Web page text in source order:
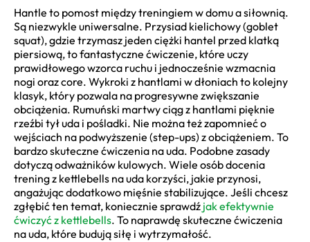
Hantle to pomost między treningiem w domu a siłownią.
Są niezwykle uniwersalne. Przysiad kielichowy (goblet
squat), gdzie trzymasz jeden ciężki hantel przed klatką
piersiową, to fantastyczne ćwiczenie, które uczy
prawidłowego wzorca ruchu i jednocześnie wzmacnia
nogi oraz core. Wykroki z hantlami w dłoniach to kolejny
klasyk, który pozwala na progresywne zwiększanie
obciążenia. Rumuński martwy ciąg z hantlami pięknie
rzeźbi tył uda i pośladki. Nie można też zapomnieć o
wejściach na podwyższenie (step-ups) z obciążeniem. To
bardzo skuteczne ćwiczenia na uda. Podobne zasady
dotyczą odważników kulowych. Wiele osób docenia
trening z kettlebells na uda korzyści, jakie przynosi,
angażując dodatkowo mięśnie stabilizujące. Jeśli chcesz
zgłębić ten temat, koniecznie sprawdź jak efektywnie
ćwiczyć z kettlebells. To naprawdę skuteczne ćwiczenia
na uda, które budują siłę i wytrzymałość.